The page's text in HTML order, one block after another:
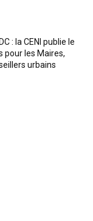
: la CENI publie le
pour les Maires,
urbains